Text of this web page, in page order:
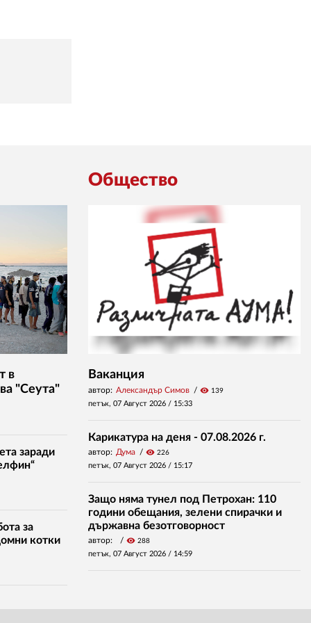
в
"Сеута"
заради
за
котки
Общество
Ваканция
автор: Александър Симов visibility 139
петък, 07 Август 2026 / 15:33
Карикатура на деня - 07.08.2026 г.
автор: Дума visibility 226
петък, 07 Август 2026 / 15:17
Защо няма тунел под Петрохан: 110
години обещания, зелени спирачки и
държавна безотговорност
автор: visibility 288
петък, 07 Август 2026 / 14:59